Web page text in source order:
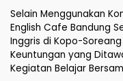
Selain Menggunakan
English Cafe Bandung
Inggris di Kopo-
Keuntungan yang
Kegiatan Belajar